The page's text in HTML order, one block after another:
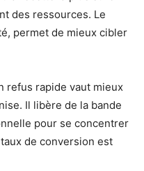
des ressources. Le
permet de mieux cibler
refus rapide vaut mieux
Il libère de la bande
pour se concentrer
de conversion est